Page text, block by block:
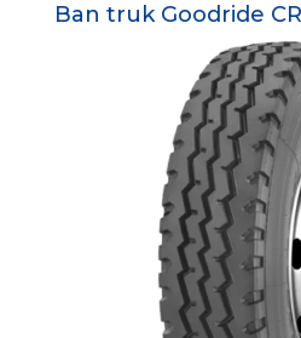
Ban truk Goodride